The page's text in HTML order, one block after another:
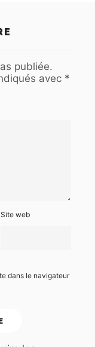
publiée.
avec *
Site web
dans le navigateur